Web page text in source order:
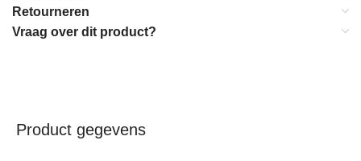
Retourneren
Vraag over dit product?
Product gegevens